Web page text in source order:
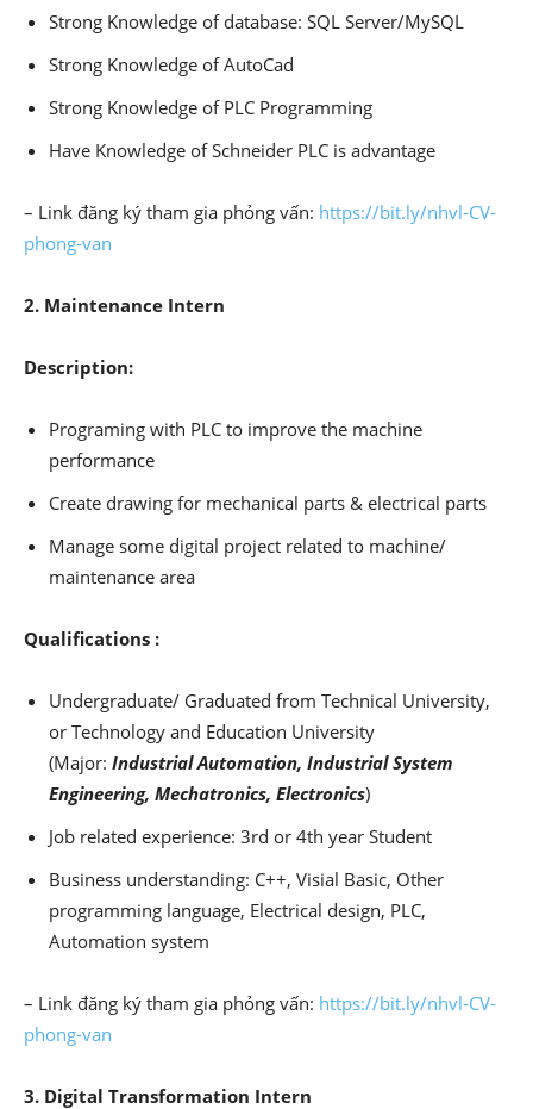
Strong Knowledge of database: SQL Server/MySQL
Strong Knowledge of AutoCad
Strong Knowledge of PLC Programming
Have Knowledge of Schneider PLC is advantage
– Link đăng ký tham gia phỏng vấn: https://bit.ly/nhvl-CV-
phong-van
2. Maintenance Intern
Description:
Programing with PLC to improve the machine
performance
Create drawing for mechanical parts & electrical parts
Manage some digital project related to machine/
maintenance area
Qualifications :
Undergraduate/ Graduated from Technical University,
or Technology and Education University
(Major: Industrial Automation, Industrial System
Engineering, Mechatronics, Electronics)
Job related experience: 3rd or 4th year Student
Business understanding: C++, Visial Basic, Other
programming language, Electrical design, PLC,
Automation system
– Link đăng ký tham gia phỏng vấn: https://bit.ly/nhvl-CV-
phong-van
3. Digital Transformation Intern